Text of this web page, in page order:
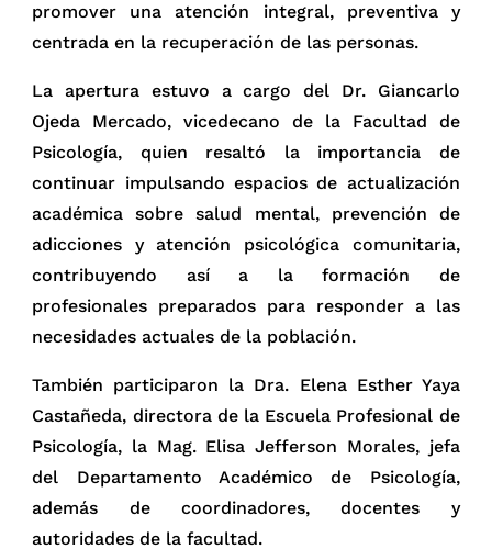
promover una atención integral, preventiva y
centrada en la recuperación de las personas.
La apertura estuvo a cargo del Dr. Giancarlo
Ojeda Mercado, vicedecano de la Facultad de
Psicología, quien resaltó la importancia de
continuar impulsando espacios de actualización
académica sobre salud mental, prevención de
adicciones y atención psicológica comunitaria,
contribuyendo así a la formación de
profesionales preparados para responder a las
necesidades actuales de la población.
También participaron la Dra. Elena Esther Yaya
Castañeda, directora de la Escuela Profesional de
Psicología, la Mag. Elisa Jefferson Morales, jefa
del Departamento Académico de Psicología,
además de coordinadores, docentes y
autoridades de la facultad.